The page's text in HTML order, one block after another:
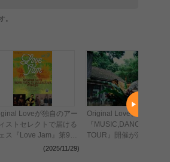
。
Loveが独自のアー
ストセレクトで届ける
ス『Love Jam』第9弾
2026年1月に開催(2025/11/29)
Original Love、全国ツアー
『MUSIC,DANCE & LOVE
TOUR』開催が決定